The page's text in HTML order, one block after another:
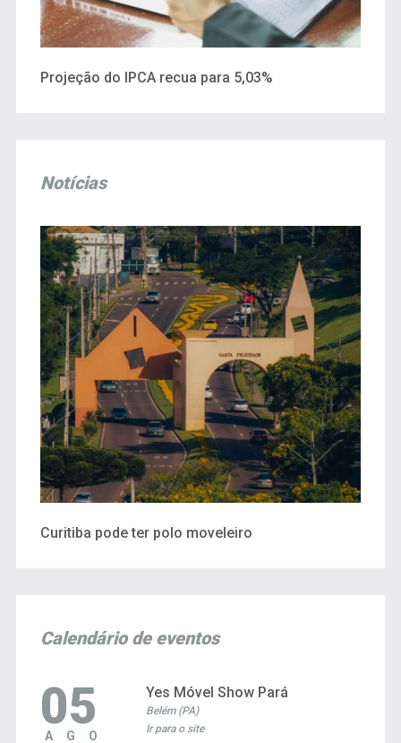
Projeção do IPCA recua para 5,03%
Notícias
Curitiba pode ter polo moveleiro
Calendário de eventos
05
AGO
Yes Móvel Show Pará
Belém (PA)
Ir para o site